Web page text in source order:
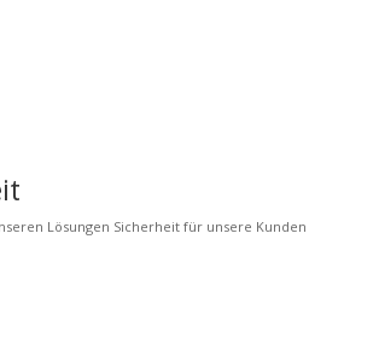
Lösungen Sicherheit für unsere Kunden